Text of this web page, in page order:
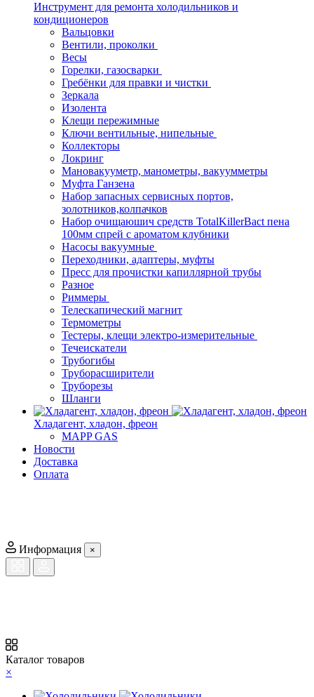
Инструмент для ремонта холодильников и
кондиционеров
Вальцовки
Вентили, проколки
Весы
Горелки, газосварки
Гребёнки для правки и чистки
Зеркала
Изолента
Клещи пережимные
Ключи вентильные, нипельные
Коллекторы
Локринг
Мановакууметр, манометры, вакуумметры
Муфта Ганзена
Набор запасных сервисных портов,
золотников,колпачков
Набор очищаюшич средств TotalKillerBact пена
100мм спрей с ароматом клубники
Насосы вакуумные
Переходники, адаптеры, муфты
Пресс для прочистки капиллярной трубы
Разное
Риммеры
Телескапический магнит
Термометры
Тестеры, клещи электро-измерительные
Течеискатели
Трубогибы
Труборасширители
Труборезы
Шланги
Хладагент, хладон, фреон
MAPP GAS
Новости
Доставка
Оплата
Информация ×
Каталог товаров
×